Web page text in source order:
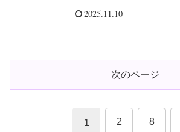
されました！
2025.11.10
解力に
次のページ
1 2 8